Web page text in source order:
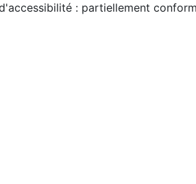
: partiellement